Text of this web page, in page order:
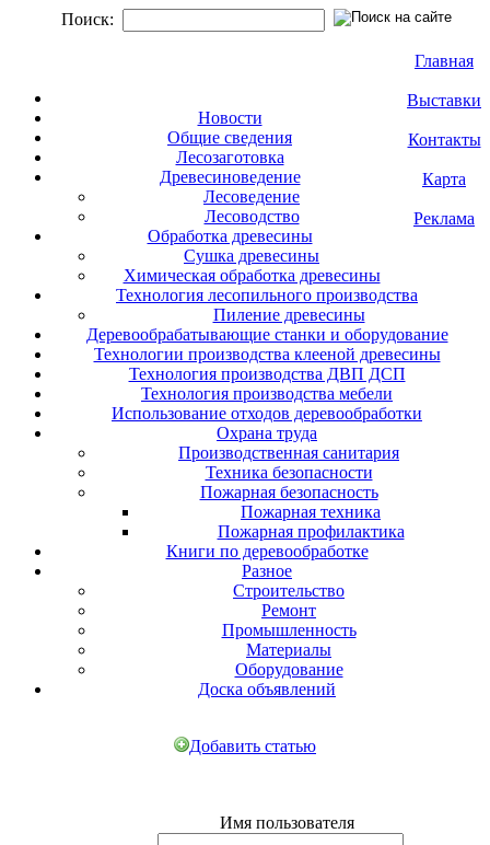
Поиск:
Главная
Выставки
Контакты
Карта
Реклама
Новости
Общие сведения
Лесозаготовка
Древесиноведение
Лесоведение
Лесоводство
Обработка древесины
Сушка древесины
Химическая обработка древесины
Технология лесопильного производства
Пиление древесины
Деревообрабатывающие станки и оборудование
Технологии производства клееной древесины
Технология производства ДВП ДСП
Технология производства мебели
Использование отходов деревообработки
Охрана труда
Производственная санитария
Техника безопасности
Пожарная безопасность
Пожарная техника
Пожарная профилактика
Книги по деревообработке
Разное
Строительство
Ремонт
Промышленность
Материалы
Оборудование
Доска объявлений
Добавить статью
Имя пользователя